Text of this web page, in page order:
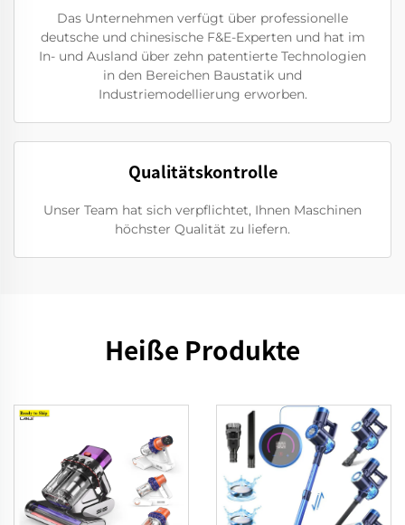
Das Unternehmen verfügt über professionelle
deutsche und chinesische F&E-Experten und hat im
In- und Ausland über zehn patentierte Technologien
in den Bereichen Baustatik und
Industriemodellierung erworben.
Qualitätskontrolle
Unser Team hat sich verpflichtet, Ihnen Maschinen
höchster Qualität zu liefern.
Heiße Produkte